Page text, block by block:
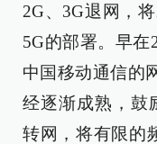
2G、3G退网，
5G的部署。早在
中国移动通信的
经逐渐成熟，鼓
转网，将有限的